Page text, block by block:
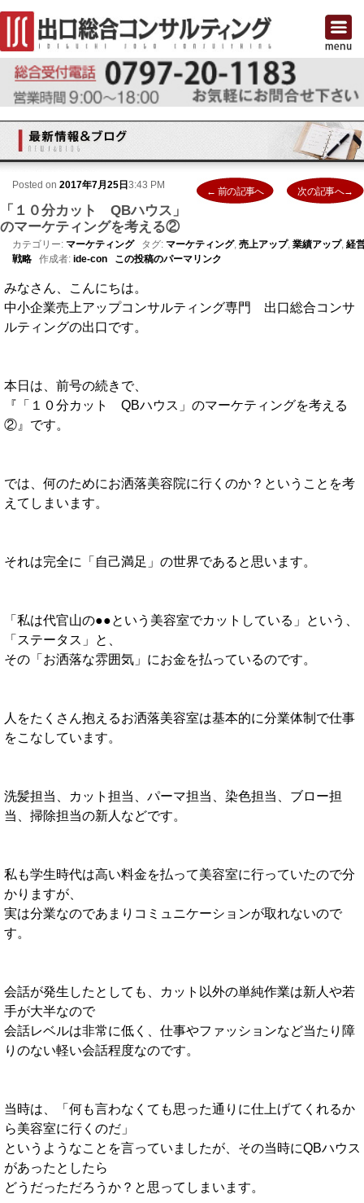
投稿ナビゲーション
← 前の記事へ
次の記事へ→
「１０分カット QBハウス」
のマーケティングを考える②
Posted on 2017年7月25日 3:43 PM
カテゴリー: マーケティングタグ: マーケティング, 売上アップ, 業績アップ, 経
戦略 作成者: ide-con この投稿のパーマリンク
みなさん、こんにちは。
中小企業売上アップコンサルティング専門 出口総合コンサ
ルティングの出口です。
本日は、前号の続きで、
『「１０分カット QBハウス」のマーケティングを考える
②』です。
では、何のためにお洒落美容院に行くのか？ということを考
えてしまいます。
それは完全に「自己満足」の世界であると思います。
「私は代官山の●●という美容室でカットしている」という、
「ステータス」と、
その「お洒落な雰囲気」にお金を払っているのです。
人をたくさん抱えるお洒落美容室は基本的に分業体制で仕事
をこなしています。
洗髪担当、カット担当、パーマ担当、染色担当、ブロー担
当、掃除担当の新人などです。
私も学生時代は高い料金を払って美容室に行っていたので分
かりますが、
実は分業なのであまりコミュニケーションが取れないので
す。
会話が発生したとしても、カット以外の単純作業は新人や若
手が大半なので
会話レベルは非常に低く、仕事やファッションなど当たり障
りのない軽い会話程度なのです。
当時は、「何も言わなくても思った通りに仕上げてくれるか
ら美容室に行くのだ」
というようなことを言っていましたが、その当時にQBハウス
があったとしたら
どうだっただろうか？と思ってしまいます。